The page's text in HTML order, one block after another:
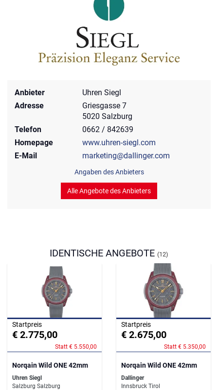
Anbieter
Uhren Siegl
Adresse
Griesgasse 7
5020 Salzburg
Telefon
0662 / 842639
Homepage
www.uhren-siegl.com
E-Mail
marketing@dallinger.com
Angaben des Anbieters
Alle Angebote des Anbieters
IDENTISCHE ANGEBOTE (12)
Startpreis
€ 2.775,00
Statt € 5.550,00
Norqain Wild ONE 42mm
Uhren Siegl
Salzburg Salzburg
Startpreis
€ 2.675,00
Statt € 5.350,00
Norqain Wild ONE 42mm
Dallinger
Innsbruck Tirol